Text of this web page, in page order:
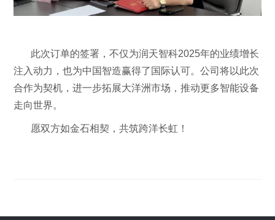
此次订单的签署，不仅为润天智科2025年的业绩增长
注入动力，也为中国智造赢得了国际认可。公司将以此次
合作为契机，进一步拓展大洋洲市场，推动更多智能设备
走向世界。
愿双方如金石相契，共筑跨洋长虹！